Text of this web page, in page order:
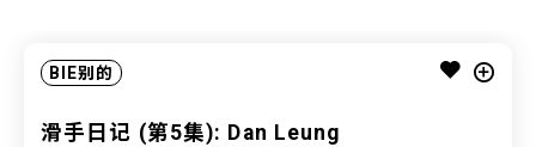
BIE别的
滑手日记 (第5集): Dan Leung